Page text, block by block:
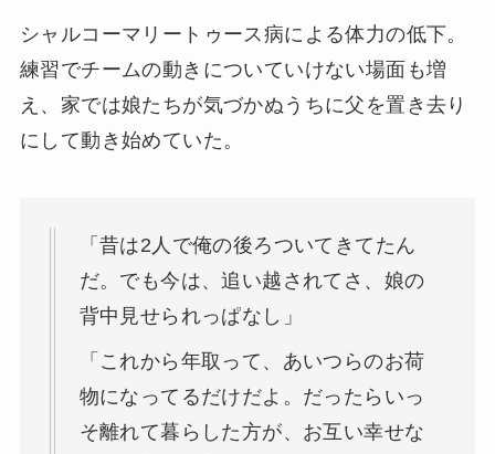
シャルコーマリートゥース病による体力の低下。
練習でチームの動きについていけない場面も増
え、家では娘たちが気づかぬうちに父を置き去り
にして動き始めていた。
「昔は2人で俺の後ろついてきてたん
だ。でも今は、追い越されてさ、娘の
背中見せられっぱなし」
「これから年取って、あいつらのお荷
物になってるだけだよ。だったらいっ
そ離れて暮らした方が、お互い幸せな